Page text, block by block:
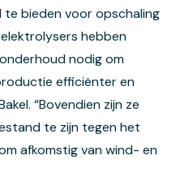
bieden voor opschaling
hebben
nodig om
efficiënter en
“Bovendien zijn ze
te zijn tegen het
afkomstig van wind- en